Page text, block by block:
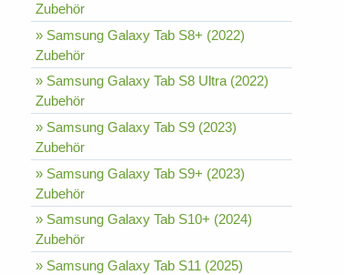
Zubehör
» Samsung Galaxy Tab S8+ (2022)
Zubehör
» Samsung Galaxy Tab S8 Ultra (2022)
Zubehör
» Samsung Galaxy Tab S9 (2023)
Zubehör
» Samsung Galaxy Tab S9+ (2023)
Zubehör
» Samsung Galaxy Tab S10+ (2024)
Zubehör
» Samsung Galaxy Tab S11 (2025)